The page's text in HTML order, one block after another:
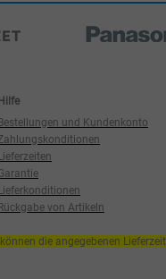
Hilfe
Bestellungen und Kundenkonto
Lieferzeiten
Lieferkonditionen
Rückgabe von Artikeln
die angegebenen